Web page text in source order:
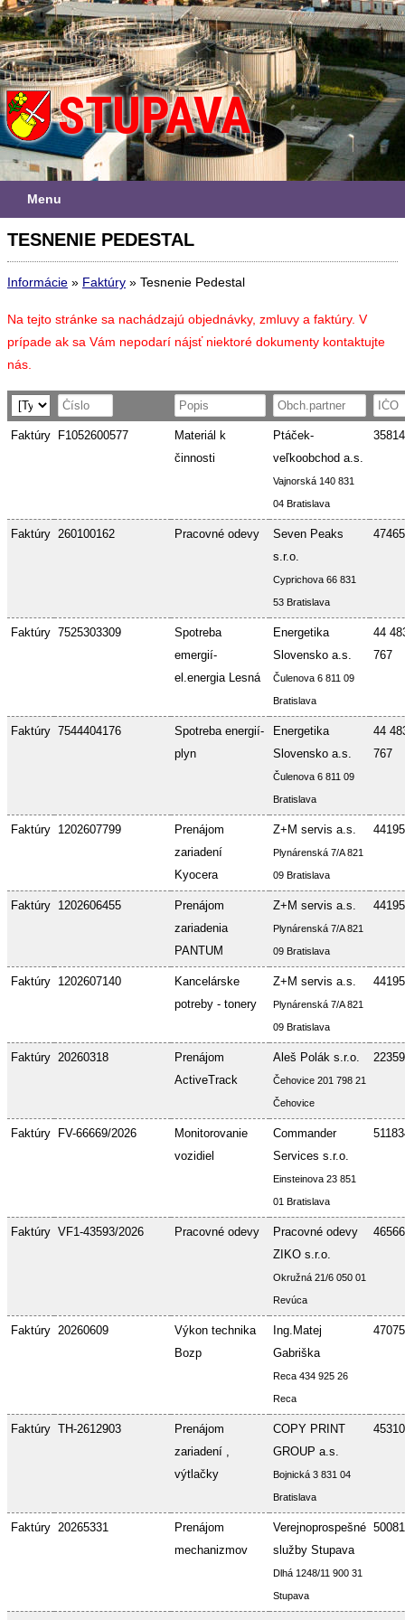
Menu
TESNENIE PEDESTAL
Informácie » Faktúry » Tesnenie Pedestal
Na tejto stránke sa nachádzajú objednávky, zmluvy a faktúry. V
prípade ak sa Vám nepodarí nájsť niektoré dokumenty kontaktujte
nás.
Faktúry F1052600577
Materiál k
činnosti
Ptáček-
veľkoobchod a.s.
Vajnorská 140 831
04 Bratislava
Faktúry 260100162 Pracovné odevy
Seven Peaks
s.r.o.
Cyprichova 66 831
53 Bratislava
Faktúry 7525303309
Spotreba
emergií-
el.energia Lesná
Energetika
Slovensko a.s.
Čulenova 6 811 09
Bratislava
44
767
Faktúry 7544404176
Spotreba energií-
plyn
Energetika
Slovensko a.s.
Čulenova 6 811 09
Bratislava
44
767
Faktúry 1202607799
Prenájom
zariadení
Kyocera
Z+M servis a.s.
Plynárenská 7/A 821
09 Bratislava
Faktúry 1202606455
Prenájom
zariadenia
PANTUM
Z+M servis a.s.
Plynárenská 7/A 821
09 Bratislava
Faktúry 1202607140
Kancelárske
potreby - tonery
Z+M servis a.s.
Plynárenská 7/A 821
09 Bratislava
Faktúry 20260318
Prenájom
ActiveTrack
Aleš Polák s.r.o.
Čehovice 201 798 21
Čehovice
Faktúry FV-66669/2026
Monitorovanie
vozidiel
Commander
Services s.r.o.
Einsteinova 23 851
01 Bratislava
Faktúry VF1-43593/2026 Pracovné odevy
Pracovné odevy
ZIKO s.r.o.
Okružná 21/6 050 01
Revúca
Faktúry 20260609
Výkon technika
Bozp
Ing.Matej
Gabriška
Reca 434 925 26
Reca
Faktúry TH-2612903
Prenájom
zariadení ,
výtlačky
COPY PRINT
GROUP a.s.
Bojnická 3 831 04
Bratislava
Faktúry 20265331
Prenájom
mechanizmov
Verejnoprospešné
služby Stupava
Dlhá 1248/11 900 31
Stupava